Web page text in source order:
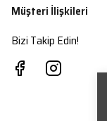
Müşteri İlişkileri
Bizi Takip Edin!